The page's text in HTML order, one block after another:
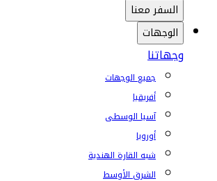
السفر معنا
الوجهات
وجهاتنا
جميع الوجهات
أفريقيا
آسيا الوسطى
أوروبا
شبه القارة الهندية
الشرق الأوسط